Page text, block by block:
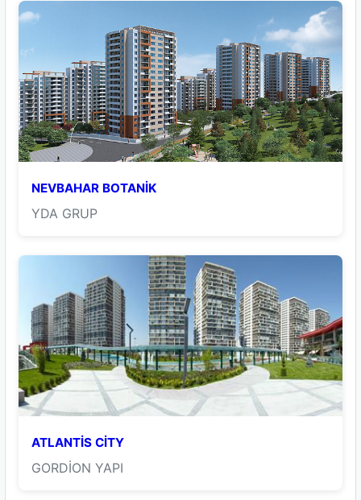
NEVBAHAR BOTANİK
YDA GRUP
ATLANTİS CİTY
GORDİON YAPI